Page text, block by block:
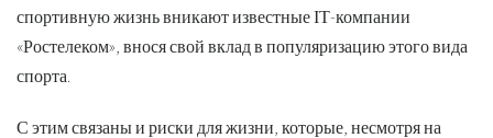
спортивную жизнь вникают известные ІТ-компании
«Ростелеком», внося свой вклад в популяризацию этого вида
спорта.
С этим связаны и риски для жизни, которые, несмотря на